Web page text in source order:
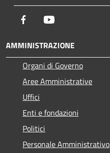
Facebook
AMMINISTRAZIONE
Organi di Governo
Aree Amministrative
Uffici
Enti e fondazioni
Politici
Personale Amministrativo